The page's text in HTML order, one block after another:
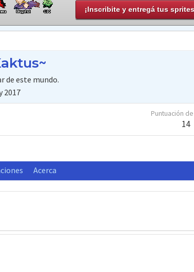
¡Inscribite y entregá tus
de este mundo.
2017
Puntuación
14
Acerca